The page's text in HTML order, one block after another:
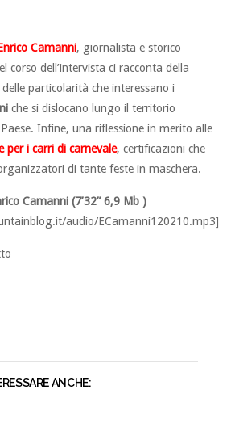
Camanni, giornalista e storico
corso dell’intervista ci racconta della
particolarità che interessano i
che si dislocano lungo il territorio
Infine, una riflessione in merito alle
per i carri di carnevale, certificazioni che
di tante feste in maschera.
Camanni (7’32”6,9 Mb )
audio/ECamanni120210.mp3]
ANCHE: